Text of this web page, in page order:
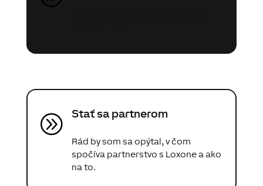
A Stať sa partnerom
Rád by som sa opýtal, v čom
spočíva partnerstvo s Loxone a ako
na to.